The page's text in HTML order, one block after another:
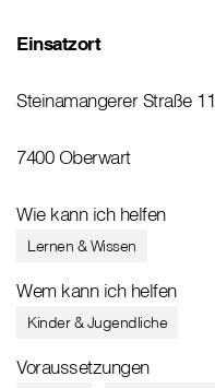
Einsatzort
Steinamangerer Straße 11
7400 Oberwart
Wie kann ich helfen
Lernen & Wissen
Wem kann ich helfen
Kinder & Jugendliche
Voraussetzungen